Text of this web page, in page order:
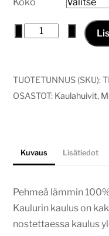
Merinovilla
määrä
TUOTETUNNUS (SKU):
OSASTOT: Kaulahuivit,
Kuvaus Lisätiedot
Pehmeä lämmin
Kaulurin kaulus on
nostettaessa kaulus